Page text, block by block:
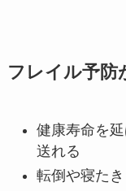
フレイル予防
健康寿命を
送れる
転倒や寝た